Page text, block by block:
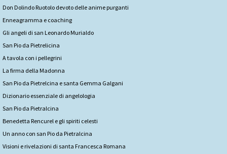
Don Dolindo Ruotolo devoto delle anime purganti
Enneagramma e coaching
Gli angeli di san Leonardo Murialdo
San Pio da Pietrelicina
A tavola con i pellegrini
La firma della Madonna
San Pio da Pietrelcina e santa Gemma Galgani
Dizionario essenziale di angelologia
San Pio da Pietralcina
Benedetta Rencurel e gli spiriti celesti
Un anno con san Pio da Pietralcina
Visioni e rivelazioni di santa Francesca Romana